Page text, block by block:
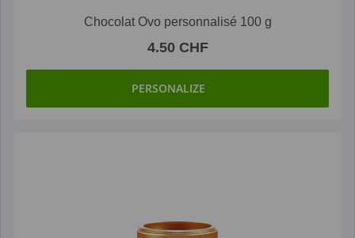
Chocolat Ovo personnalisé 100 g
4.50 CHF
PERSONALIZE